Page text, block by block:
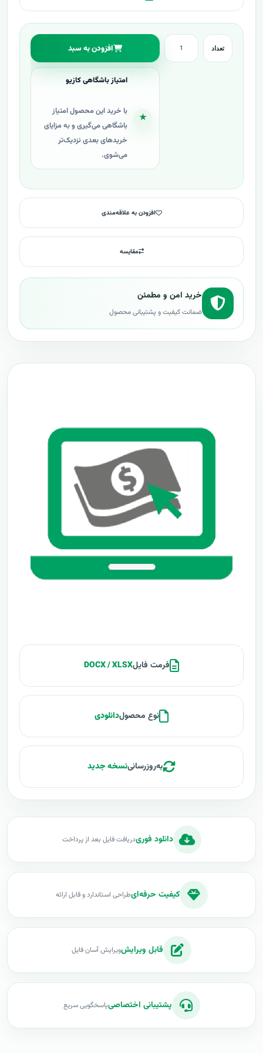
تعداد افزودن به سبد
★
امتیاز باشگاهی کازیو
با خرید این محصول امتیاز
باشگاهی می‌گیری و به مزایای
خریدهای بعدی نزدیک‌تر
می‌شوی.
افزودن به علاقه‌مندی
مقایسه
خرید امن و مطمئن
ضمانت کیفیت و پشتیبانی محصول
فرمت فایلDOCX / XLSX
نوع محصولدانلودی
به‌روزرسانینسخه جدید
دانلود فوریدریافت فایل بعد از پرداخت
کیفیت حرفه‌ایطراحی استاندارد و قابل ارائه
قابل ویرایشویرایش آسان فایل
پشتیبانی اختصاصیپاسخگویی سریع